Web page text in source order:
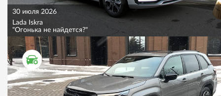
30 июля 2026
Lada Iskra
"Огонька не найдется?"
ТЕСТ ДРАЙВ